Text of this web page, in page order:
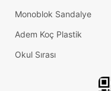
Monoblok Sandalye
Adem Koç Plastik
Okul Sırası
Mm